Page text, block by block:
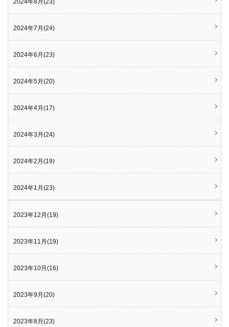
2024年8月(23)
2024年7月(24)
2024年6月(23)
2024年5月(20)
2024年4月(17)
2024年3月(24)
2024年2月(19)
2024年1月(23)
2023年12月(19)
2023年11月(19)
2023年10月(16)
2023年9月(20)
2023年8月(23)